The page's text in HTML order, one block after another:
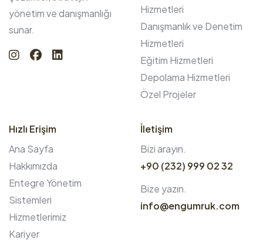
yönetim ve danışmanlığı
sunar.
Hizmetleri
Danışmanlık ve Denetim
Hizmetleri
Eğitim Hizmetleri
Depolama Hizmetleri
Özel Projeler
Hızlı Erişim
Ana Sayfa
Hakkımızda
Entegre Yönetim
Sistemleri
Hizmetlerimiz
Kariyer
İletişim
Bizi arayın.
+90 (232) 999 02 32
Bize yazın.
info@engumruk.com